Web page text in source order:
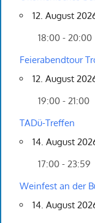
12. August
18:00 - 20:00
Feierabendtour
12. August
19:00 - 21:00
TADü-Treffen
14. August
17:00 - 23:59
Weinfest an der
14. August